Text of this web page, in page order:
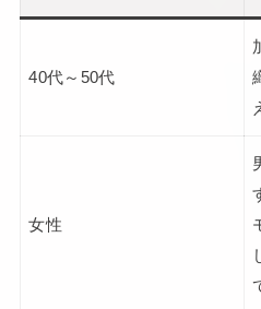
40代～50代
女性